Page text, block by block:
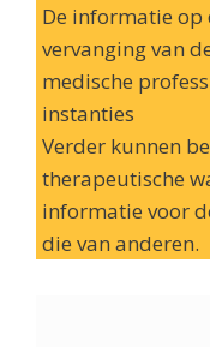
De informatie op
vervanging van
medische
instanties
Verder kunnen
therapeutische
informatie voor
die van anderen.